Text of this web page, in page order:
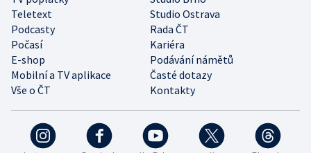
Teletext
Studio Ostrava
Podcasty
Rada ČT
Počasí
Kariéra
E-shop
Podávání námětů
Mobilní a TV aplikace
Časté dotazy
Vše o ČT
Kontakty